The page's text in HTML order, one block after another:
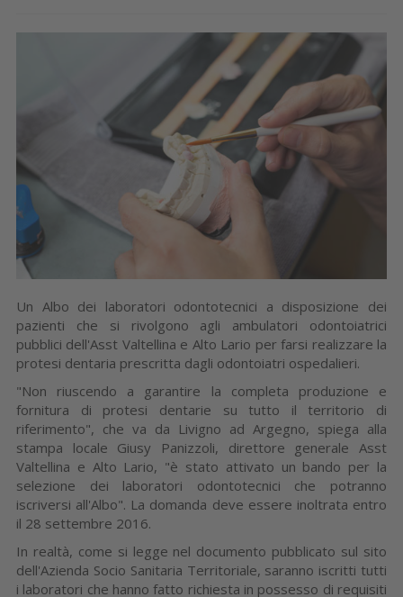
Un Albo dei laboratori odontotecnici a disposizione dei
pazienti che si rivolgono agli ambulatori odontoiatrici
pubblici dell'Asst Valtellina e Alto Lario per farsi realizzare la
protesi dentaria prescritta dagli odontoiatri ospedalieri.
"Non riuscendo a garantire la completa produzione e
fornitura di protesi dentarie su tutto il territorio di
riferimento", che va da Livigno ad Argegno, spiega alla
stampa locale Giusy Panizzoli, direttore generale Asst
Valtellina e Alto Lario, "è stato attivato un bando per la
selezione dei laboratori odontotecnici che potranno
iscriversi all'Albo". La domanda deve essere inoltrata entro
il 28 settembre 2016.
In realtà, come si legge nel documento pubblicato sul sito
dell'Azienda Socio Sanitaria Territoriale, saranno iscritti tutti
i laboratori che hanno fatto richiesta in possesso di requisiti